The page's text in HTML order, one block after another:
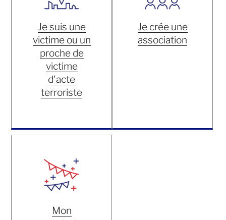
Je suis une
victime ou un
proche de
victime
d'acte
terroriste
Je crée une
association
Mon